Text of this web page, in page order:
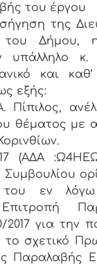
του έργου
της
του Δήμου,
υπάλληλο κ.
και
εξής:
θέματος με
(ΑΔΑ
του εν
2017 για την
σχετικό
Παραλαβής